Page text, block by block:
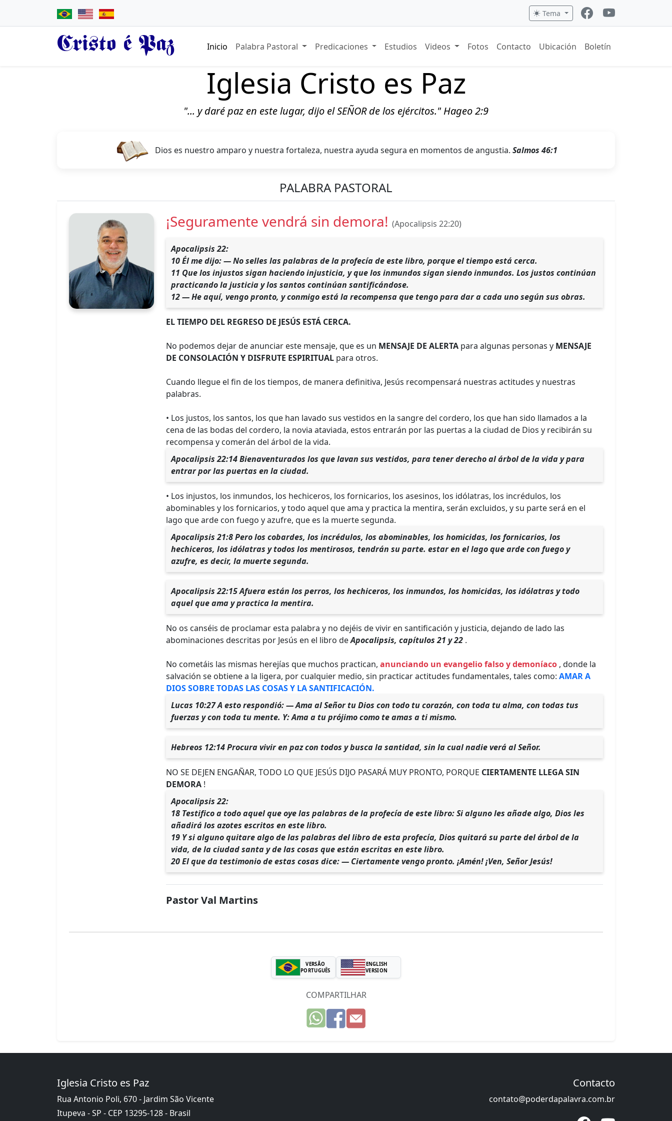
Tema
Cristo é Paz Inicio Palabra Pastoral Predicaciones Estudios Videos Fotos Contacto Ubicación Boletín
Iglesia Cristo es Paz
"... y daré paz en este lugar, dijo el SEÑOR de los ejércitos." Hageo 2:9
Dios es nuestro amparo y nuestra fortaleza, nuestra ayuda segura en momentos de angustia. Salmos 46:1
PALABRA PASTORAL
¡Seguramente vendrá sin demora! (Apocalipsis 22:20)
Apocalipsis 22:
10 Él me dijo: — No selles las palabras de la profecía de este libro, porque el tiempo está cerca.
11 Que los injustos sigan haciendo injusticia, y que los inmundos sigan siendo inmundos. Los justos continúan
practicando la justicia y los santos continúan santificándose.
12 — He aquí, vengo pronto, y conmigo está la recompensa que tengo para dar a cada uno según sus obras.
EL TIEMPO DEL REGRESO DE JESÚS ESTÁ CERCA.
No podemos dejar de anunciar este mensaje, que es un MENSAJE DE ALERTA para algunas personas y MENSAJE
DE CONSOLACIÓN Y DISFRUTE ESPIRITUAL para otros.
Cuando llegue el fin de los tiempos, de manera definitiva, Jesús recompensará nuestras actitudes y nuestras
palabras.
• Los justos, los santos, los que han lavado sus vestidos en la sangre del cordero, los que han sido llamados a la
cena de las bodas del cordero, la novia ataviada, estos entrarán por las puertas a la ciudad de Dios y recibirán su
recompensa y comerán del árbol de la vida.
Apocalipsis 22:14 Bienaventurados los que lavan sus vestidos, para tener derecho al árbol de la vida y para
entrar por las puertas en la ciudad.
• Los injustos, los inmundos, los hechiceros, los fornicarios, los asesinos, los idólatras, los incrédulos, los
abominables y los fornicarios, y todo aquel que ama y practica la mentira, serán excluidos, y su parte será en el
lago que arde con fuego y azufre, que es la muerte segunda.
Apocalipsis 21:8 Pero los cobardes, los incrédulos, los abominables, los homicidas, los fornicarios, los
hechiceros, los idólatras y todos los mentirosos, tendrán su parte. estar en el lago que arde con fuego y
azufre, es decir, la muerte segunda.
Apocalipsis 22:15 Afuera están los perros, los hechiceros, los inmundos, los homicidas, los idólatras y todo
aquel que ama y practica la mentira.
No os canséis de proclamar esta palabra y no dejéis de vivir en santificación y justicia, dejando de lado las
abominaciones descritas por Jesús en el libro deApocalipsis, capítulos 21 y 22 .
No cometáis las mismas herejías que muchos practican, anunciando un evangelio falso y demoníaco , donde la
salvación se obtiene a la ligera, por cualquier medio, sin practicar actitudes fundamentales, tales como: AMAR A
DIOS SOBRE TODAS LAS COSAS Y LA SANTIFICACIÓN.
Lucas 10:27 A esto respondió: — Ama al Señor tu Dios con todo tu corazón, con toda tu alma, con todas tus
fuerzas y con toda tu mente. Y: Ama a tu prójimo como te amas a ti mismo.
Hebreos 12:14 Procura vivir en paz con todos y busca la santidad, sin la cual nadie verá al Señor.
NO SE DEJEN ENGAÑAR, TODO LO QUE JESÚS DIJO PASARÁ MUY PRONTO, PORQUE CIERTAMENTE LLEGA SIN
DEMORA !
Apocalipsis 22:
18 Testifico a todo aquel que oye las palabras de la profecía de este libro: Si alguno les añade algo, Dios les
añadirá los azotes escritos en este libro.
19 Y si alguno quitare algo de las palabras del libro de esta profecía, Dios quitará su parte del árbol de la
vida, de la ciudad santa y de las cosas que están escritas en este libro.
20 El que da testimonio de estas cosas dice: — Ciertamente vengo pronto. ¡Amén! ¡Ven, Señor Jesús!
Pastor Val Martins
VERSÃO
PORTUGUÊS
ENGLISH
VERSION
COMPARTILHAR
Iglesia Cristo es Paz
Rua Antonio Poli, 670 - Jardim São Vicente
Itupeva - SP - CEP 13295-128 - Brasil
Contacto
contato@poderdapalavra.com.br